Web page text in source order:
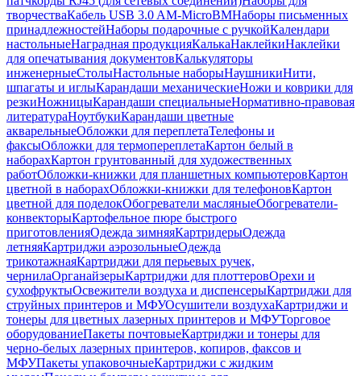
творчестваКабель USB 3.0 AM-MicroBMНаборы письменных
принадлежностейНаборы подарочные с ручкойКалендари
настольныеНаградная продукцияКалькаНаклейкиНаклейки
для опечатывания документовКалькуляторы
инженерныеСтолыНастольные наборыНаушникиНити,
шпагаты и иглыКарандаши механическиеНожи и коврики для
резкиНожницыКарандаши специальныеНормативно-правовая
литератураНоутбукиКарандаши цветные
акварельныеОбложки для переплетаТелефоны и
факсыОбложки для термопереплетаКартон белый в
наборахКартон грунтованный для художественных
работОбложки-книжки для планшетных компьютеровКартон
цветной в наборахОбложки-книжки для телефоновКартон
цветной для поделокОбогреватели масляныеОбогреватели-
конвекторыКартофельное пюре быстрого
приготовленияОдежда зимняяКартридерыОдежда
летняяКартриджи аэрозольныеОдежда
трикотажнаяКартриджи для перьевых ручек,
чернилаОрганайзерыКартриджи для плоттеровОрехи и
сухофруктыОсвежители воздуха и диспенсерыКартриджи для
струйных принтеров и МФУОсушители воздухаКартриджи и
тонеры для цветных лазерных принтеров и МФУТорговое
оборудованиеПакеты почтовыеКартриджи и тонеры для
черно-белых лазерных принтеров, копиров, факсов и
МФУПакеты упаковочныеКартриджи с жидким